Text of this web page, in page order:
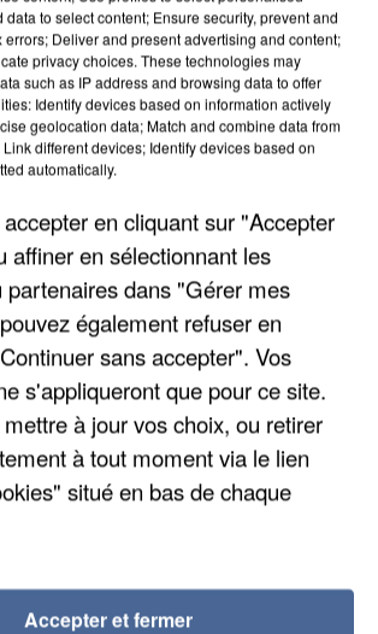
Raphaël Glucksmann visés par des
Lecornu annonce un "travail
les partis à la rentrée.
data to select content; Ensure security, prevent and
errors; Deliver and present advertising and content;
privacy choices. These technologies may
such as IP address and browsing data to offer
Identify devices based on information actively
geolocation data; Match and combine data from
different devices; Identify devices based on
automatically.
en cliquant sur "Accepter
affiner en sélectionnant les
partenaires dans "Gérer mes
également refuser en
sans accepter". Vos
s'appliqueront que pour ce site.
à jour vos choix, ou retirer
à tout moment via le lien
situé en bas de chaque
Accepter et fermer